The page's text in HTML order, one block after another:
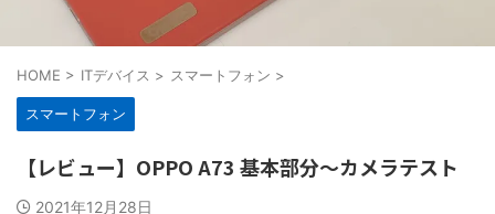
HOME > ITデバイス > スマートフォン >
スマートフォン
【レビュー】OPPO A73 基本部分～カメラテスト
2021年12月28日